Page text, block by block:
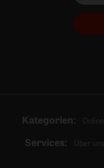
Kategorien: Online
Services: Über uns